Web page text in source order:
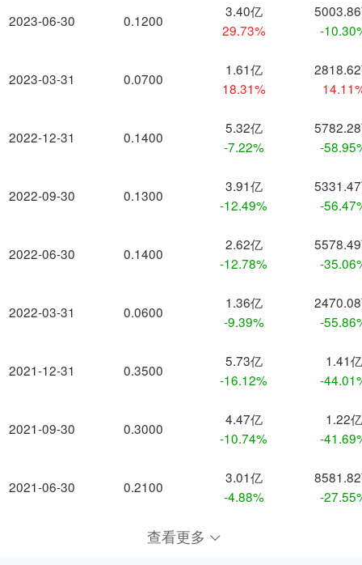
2023-06-30
2023-03-31
2022-12-31
2022-09-30
2022-06-30
2022-03-31
2021-12-31
2021-09-30
2021-06-30
0.1200
3.40亿
29.73%
-
0.0700
1.61亿
18.31%
0.1400
5.32亿
-7.22%
-
0.1300
3.91亿
-12.49%
-
0.1400
2.62亿
-12.78%
-
0.0600
1.36亿
-9.39%
-
0.3500
5.73亿
-16.12%
1.41亿
-
0.3000
4.47亿
-10.74%
1.22亿
-
0.2100
3.01亿
-4.88%
-
查看更多